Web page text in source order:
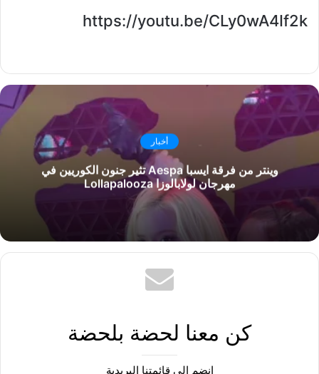
https://youtu.be/CLy0wA4If2k
أخبار
وينتر من فرقة ايسبا Aespa تثير جنون الكوريين في
مهرجان لولابالوزا Lollapalooza
كن معنا لحضة بلحضة
إنضم إلى قائمتنا البريدية